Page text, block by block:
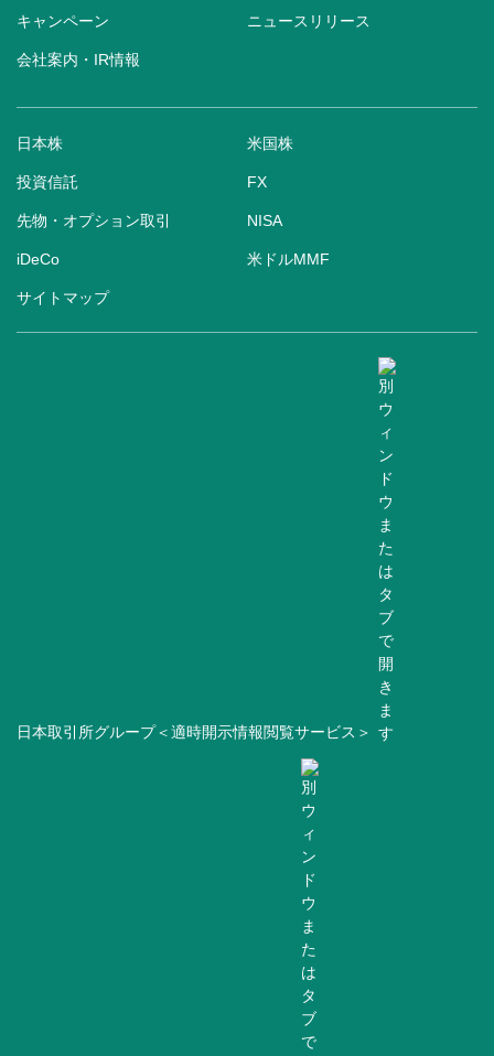
キャンペーン ニュースリリース
会社案内・IR情報
日本株 米国株
投資信託 FX
先物・オプション取引 NISA
iDeCo 米ドルMMF
サイトマップ
日本取引所グループ＜適時開示情報閲覧サービス＞